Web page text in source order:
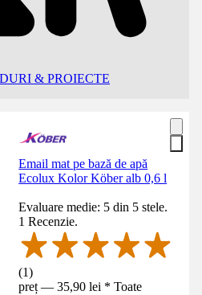
& PROIECTE
Email mat pe bază de apă
Ecolux Kolor Köber alb 0,6 l
Evaluare medie: 5 din 5 stele.
1 Recenzie.
(1)
preț — 35,90 lei * Toate